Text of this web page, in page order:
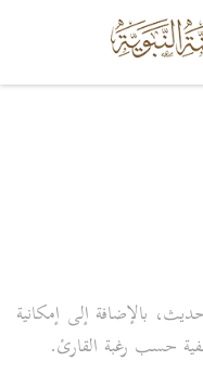
بالإضافة إلى إمكانية
حسب رغبة القارئ.